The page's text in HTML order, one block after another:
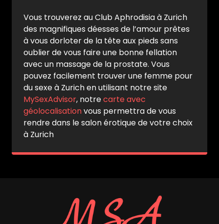
Vous trouverez au Club Aphrodisia à Zurich
des magnifiques déesses de l’amour prêtes
à vous dorloter de la tête aux pieds sans
oublier de vous faire une bonne fellation
avec un massage de la prostate. Vous
pouvez facilement trouver une femme pour
du sexe à Zurich en utilisant notre site
MySexAdvisor, notrecarte avec
géolocalisationvous permettra de vous
rendre dans le salon érotique de votre choix
à Zurich